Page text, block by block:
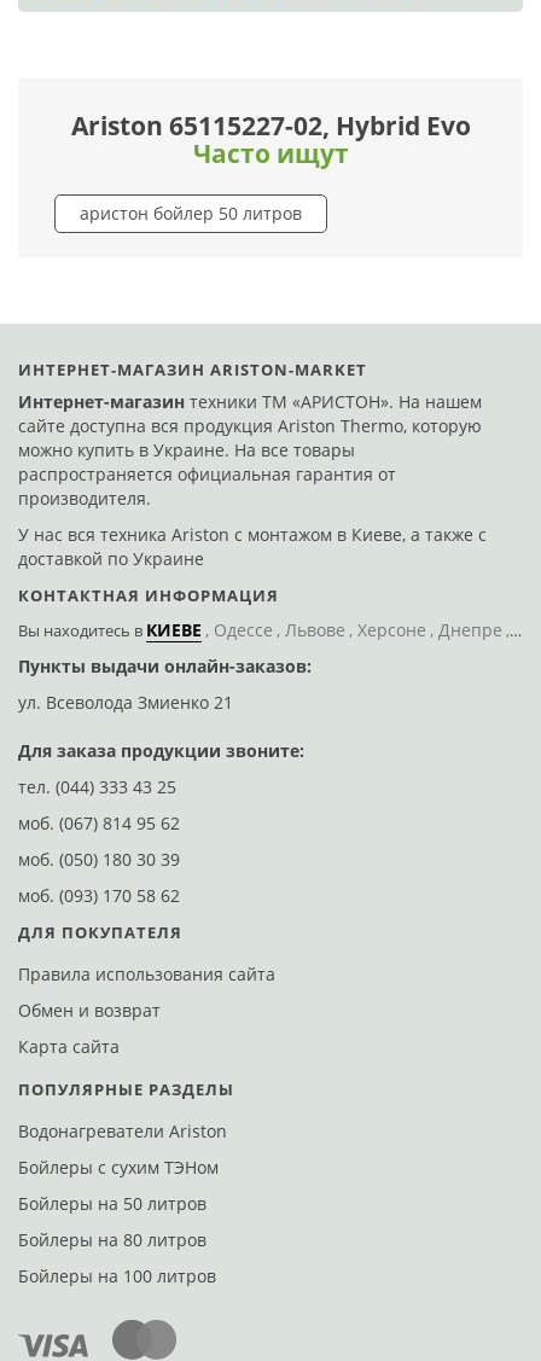
Ariston 65115227-02, Hybrid Evo
Часто ищут
аристон бойлер 50 литров
ИНТЕРНЕТ-МАГАЗИН ARISTON-MARKET
Интернет-магазин техники ТМ «АРИСТОН». На нашем
сайте доступна вся продукция Ariston Thermo, которую
можно купить в Украине. На все товары
распространяется официальная гарантия от
производителя.
У нас вся техника Ariston с монтажом в Киеве, а также с
доставкой по Украине
КОНТАКТНАЯ ИНФОРМАЦИЯ
Вы находитесь в КИЕВЕ Одессе Львове Херсоне Днепре
Пункты выдачи онлайн-заказов:
ул. Всеволода Змиенко 21
Для заказа продукции звоните:
тел. (044) 333 43 25
моб. (067) 814 95 62
моб. (050) 180 30 39
моб. (093) 170 58 62
ДЛЯ ПОКУПАТЕЛЯ
Правила использования сайта
Обмен и возврат
Карта сайта
ПОПУЛЯРНЫЕ РАЗДЕЛЫ
Водонагреватели Ariston
Бойлеры с сухим ТЭНом
Бойлеры на 50 литров
Бойлеры на 80 литров
Бойлеры на 100 литров